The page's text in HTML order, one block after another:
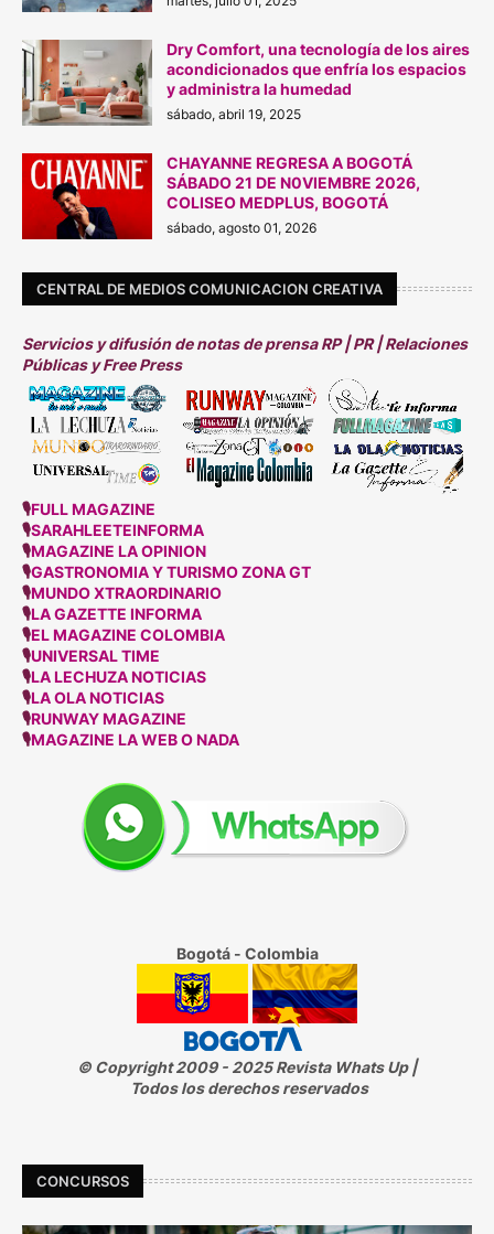
Dry Comfort, una tecnología de los aires
acondicionados que enfría los espacios
y administra la humedad
sábado, abril 19, 2025
CHAYANNE REGRESA A BOGOTÁ
SÁBADO 21 DE N0VIEMBRE 2026,
COLISEO MEDPLUS, BOGOTÁ
sábado, agosto 01, 2026
CENTRAL DE MEDIOS COMUNICACION CREATIVA
Servicios y difusión de notas de prensa RP | PR | Relaciones
Públicas y Free Press
🎙FULL MAGAZINE
🎙SARAHLEETEINFORMA
🎙MAGAZINE LA OPINION
🎙GASTRONOMIA Y TURISMO ZONA GT
🎙MUNDO XTRAORDINARIO
🎙LA GAZETTE INFORMA
🎙EL MAGAZINE COLOMBIA
🎙UNIVERSAL TIME
🎙LA LECHUZA NOTICIAS
🎙LA OLA NOTICIAS
🎙RUNWAY MAGAZINE
🎙MAGAZINE LA WEB O NADA
Bogotá - Colombia
© Copyright 2009 - 2025 Revista Whats Up |
Todos los derechos reservados
CONCURSOS